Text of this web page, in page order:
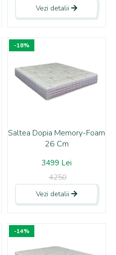
Vezi detalii
-18%
Saltea Dopia Memory-Foam
26 Cm
3499 Lei
4250
Vezi detalii
-14%